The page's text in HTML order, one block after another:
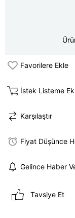
Favorilere Ekle
İstek Listeme
Karşılaştır
Fiyat Düşünce
Gelince Haber
Tavsiye Et